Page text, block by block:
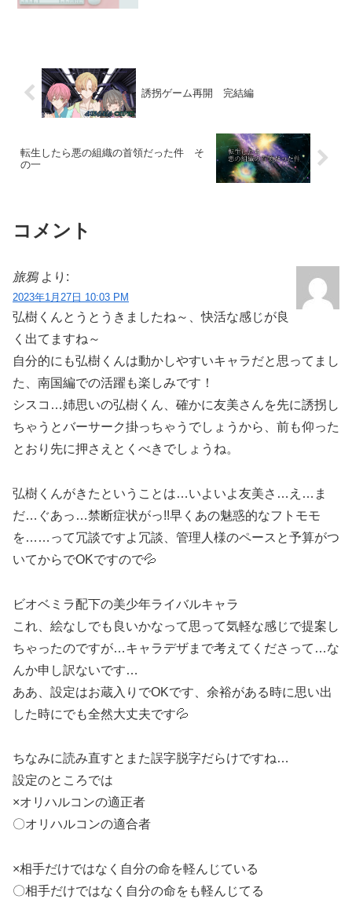
誘拐ゲーム再開 完結編
転生したら悪の組織の首領だった件 そ
の一
コメント
旅鴉 より:
2023年1月27日 10:03 PM
弘樹くんとうとうきましたね～、快活な感じが良
く出てますね～
自分的にも弘樹くんは動かしやすいキャラだと思ってまし
た、南国編での活躍も楽しみです！
シスコ…姉思いの弘樹くん、確かに友美さんを先に誘拐し
ちゃうとバーサーク掛っちゃうでしょうから、前も仰った
とおり先に押さえとくべきでしょうね。
弘樹くんがきたということは…いよいよ友美さ…え…ま
だ…ぐあっ…禁断症状がっ!!早くあの魅惑的なフトモモ
を……って冗談ですよ冗談、管理人様のペースと予算がつ
いてからでOKですので💦
ビオベミラ配下の美少年ライバルキャラ
これ、絵なしでも良いかなって思って気軽な感じで提案し
ちゃったのですが…キャラデザまで考えてくださって…な
んか申し訳ないです…
ああ、設定はお蔵入りでOKです、余裕がある時に思い出
した時にでも全然大丈夫です💦
ちなみに読み直すとまた誤字脱字だらけですね…
設定のところでは
×オリハルコンの適正者
〇オリハルコンの適合者
×相手だけではなく自分の命を軽んじている
〇相手だけではなく自分の命をも軽んじてる